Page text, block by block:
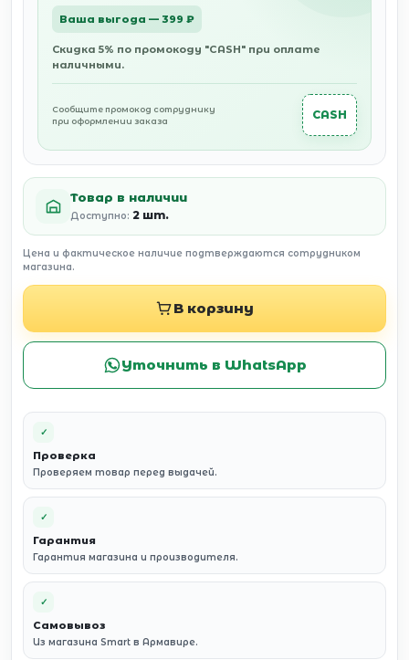
Ваша выгода — 399 ₽
Скидка 5% по промокоду "CASH" при оплате
наличными.
Сообщите промокод сотруднику
при оформлении заказа
CASH
Товар в наличии
Доступно: 2 шт.
Цена и фактическое наличие подтверждаются сотрудником
магазина.
В корзину
Уточнить в WhatsApp
✓
Проверка
Проверяем товар перед выдачей.
✓
Гарантия
Гарантия магазина и производителя.
✓
Самовывоз
Из магазина Smart в Армавире.